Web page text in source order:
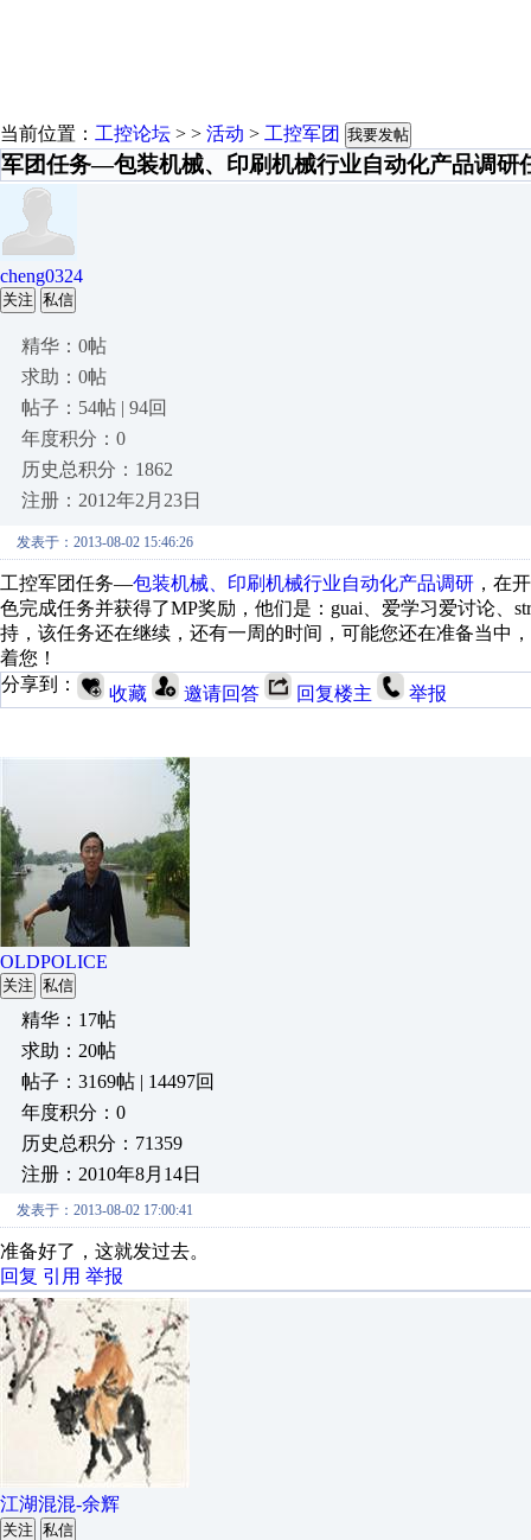
当前位置： 工控论坛 > > 活动 > 工控军团 我要发帖
军团任务—包装机械、印刷机械行业自动化产品调研
cheng0324
关注 私信
精华：0帖
求助：0帖
帖子：54帖 | 94回
年度积分：0
历史总积分：1862
注册：2012年2月23日
发表于：2013-08-02 15:46:26
工控军团任务—包装机械、印刷机械行业自动化产品调研 ，在
色完成任务并获得了MP奖励，他们是：guai、爱学习爱讨论、
持，该任务还在继续，还有一周的时间，可能您还在准备当中
着您！
分享到：
收藏 邀请回答 回复楼主 举报
OLDPOLICE
关注 私信
精华：17帖
求助：20帖
帖子：3169帖 | 14497回
年度积分：0
历史总积分：71359
注册：2010年8月14日
发表于：2013-08-02 17:00:41
准备好了，这就发过去。
回复 引用 举报
江湖混混-余辉
关注 私信